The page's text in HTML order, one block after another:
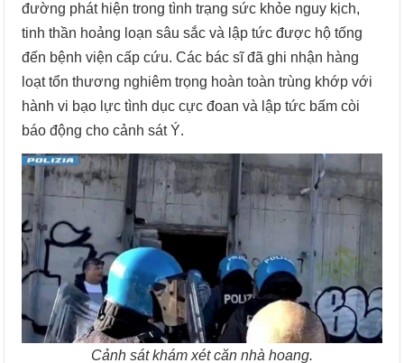
đường phát hiện trong tình trạng sức khỏe nguy kịch,
tinh thần hoảng loạn sâu sắc và lập tức được hộ tống
đến bệnh viện cấp cứu. Các bác sĩ đã ghi nhận hàng
loạt tổn thương nghiêm trọng hoàn toàn trùng khớp với
hành vi bạo lực tình dục cực đoan và lập tức bấm còi
báo động cho cảnh sát Ý.
Cảnh sát khám xét căn nhà hoang.